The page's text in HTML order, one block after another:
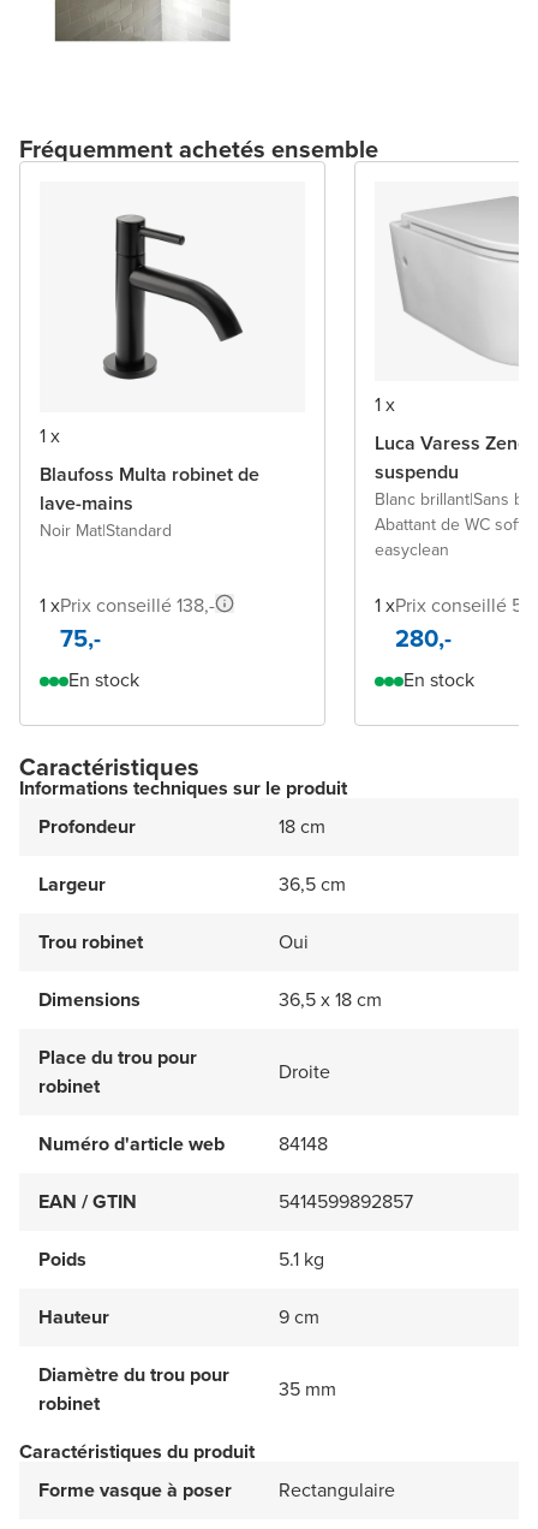
Fréquemment achetés ensemble
1 x
Blaufoss Multa robinet de
lave-mains
Noir Mat|Standard
1 xPrix conseillé 138,-
75,-
En stock
1 x
Luca Varess Zeno
suspendu
Blanc brillant|Sans
Abattant de WC
easyclean
1 xPrix conseillé
280,-
En stock
Caractéristiques
Informations techniques sur le produit
Profondeur
18 cm
Largeur 36,5 cm
Trou robinet Oui
Dimensions 36,5 x 18 cm
Place du trou pour
robinet
Droite
Numéro d'article web 84148
EAN / GTIN 5414599892857
Poids 5.1 kg
Hauteur 9 cm
Diamètre du trou pour
robinet
35 mm
Caractéristiques du produit
Forme vasque à poser
Rectangulaire